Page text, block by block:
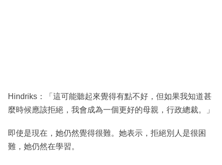
Hindriks：「這可能聽起來覺得有點不好，但如果我知道甚
麼時候應該拒絕，我會成為一個更好的母親，行政總裁。」
即使是現在，她仍然覺得很難。她表示，拒絕別人是很困
難，她仍然在學習。